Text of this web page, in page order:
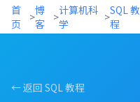
首
页
>博
客
>计算机科
学
>SQL 教
程
← 返回 SQL 教程